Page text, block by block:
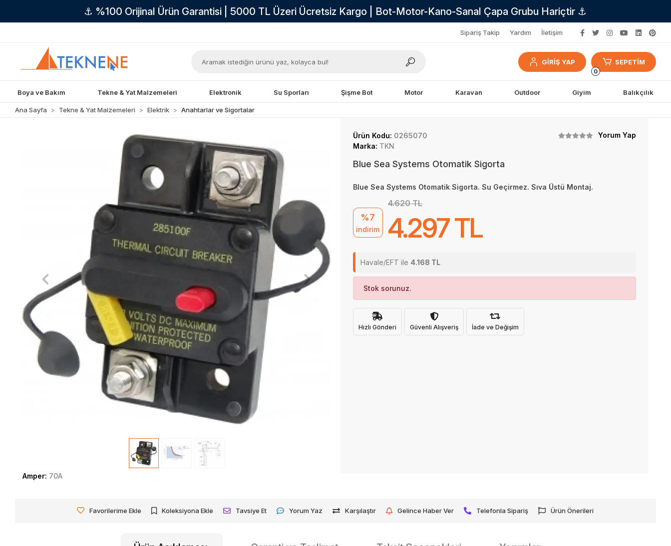
⚓ %100 Orijinal Ürün Garantisi | 5000 TL Üzeri Ücretsiz Kargo | Bot-Motor-Kano-Sanal Çapa Grubu Hariçtir ⚓
Sipariş Takip Yardım İletişim
GİRİŞ YAP
0
SEPETİM
Boya ve Bakım Tekne & Yat Malzemeleri Elektronik Su Sporları Şişme Bot Motor Karavan Outdoor Giyim Balıkçılık
Ana Sayfa Tekne & Yat Malzemeleri Elektrik Anahtarlar ve Sigortalar
Amper: 70A
Ürün Kodu: 0265070
Yorum Yap
Marka: TKN
Blue Sea Systems Otomatik Sigorta
Blue Sea Systems Otomatik Sigorta. Su Geçirmez. Sıva Üstü Montaj.
%7
indirim
4.620 TL
4.297 TL
Havale/EFT ile 4.168 TL
Stok sorunuz.
Hızlı Gönderi Güvenli Alışveriş İade ve Değişim
Favorilerime Ekle Koleksiyona Ekle Tavsiye Et Yorum Yaz Karşılaştır Gelince Haber Ver Telefonla Sipariş Ürün Önerileri